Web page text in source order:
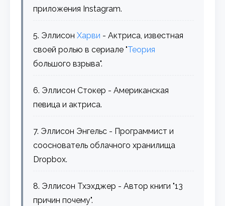
приложения Instagram.
5. ЭллисонХарви - Актриса, известная
своей ролью в сериале "Теория
большого взрыва".
6. Эллисон Стокер - Американская
певица и актриса.
7. Эллисон Энгельс - Программист и
сооснователь облачного хранилища
Dropbox.
8. Эллисон Тхэхджер - Автор книги "13
причин почему".